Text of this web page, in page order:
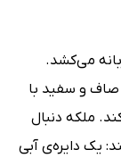
می‌کشد.
صاف و سفید با
ملکه دنبال
یک دایره‌ی آبی